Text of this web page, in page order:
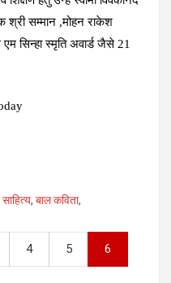
श्री सम्मान ,मोहन राकेश
सिन्हा स्मृति अवार्ड जैसे 21
, बाल कविता,
4 5 6